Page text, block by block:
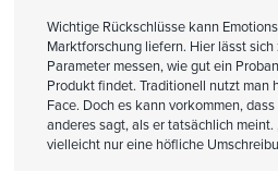
Wichtige Rückschlüsse kann
Marktforschung liefern. Hier lässt
Parameter messen, wie gut ein
Produkt findet. Traditionell nutzt man
Face. Doch es kann vorkommen,
anderes sagt, als er tatsächlich meint.
vielleicht nur eine höfliche